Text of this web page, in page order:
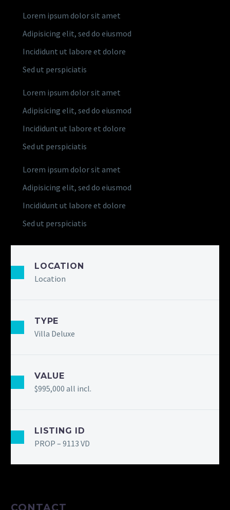
Lorem ipsum dolor sit amet
Adipisicing elit, sed do eiusmod
Incididunt ut labore et dolore
Sed ut perspiciatis
Lorem ipsum dolor sit amet
Adipisicing elit, sed do eiusmod
Incididunt ut labore et dolore
Sed ut perspiciatis
Lorem ipsum dolor sit amet
Adipisicing elit, sed do eiusmod
Incididunt ut labore et dolore
Sed ut perspiciatis
LOCATION
Location
TYPE
Villa Deluxe
VALUE
$995,000 all incl.
LISTING ID
PROP – 9113 VD
CONTACT